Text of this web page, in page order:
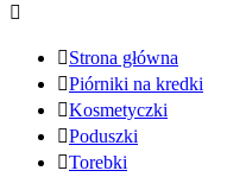

Strona główna
Piórniki na kredki
Kosmetyczki
Poduszki
Torebki